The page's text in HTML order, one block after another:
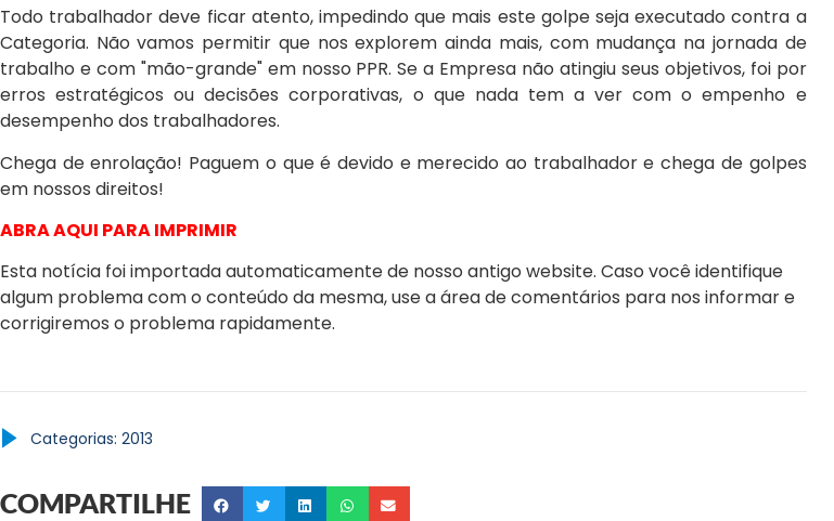
Todo trabalhador deve ficar atento, impedindo que mais este golpe seja executado contra a
Categoria. Não vamos permitir que nos explorem ainda mais, com mudança na jornada de
trabalho e com "mão-grande" em nosso PPR. Se a Empresa não atingiu seus objetivos, foi por
erros estratégicos ou decisões corporativas, o que nada tem a ver com o empenho e
desempenho dos trabalhadores.
Chega de enrolação! Paguem o que é devido e merecido ao trabalhador e chega de golpes
em nossos direitos!
ABRA AQUI PARA IMPRIMIR
Esta notícia foi importada automaticamente de nosso antigo website. Caso você identifique
algum problema com o conteúdo da mesma, use a área de comentários para nos informar e
corrigiremos o problema rapidamente.
Categorias: 2013
COMPARTILHE